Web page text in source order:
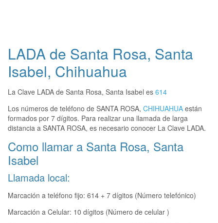
LADA de Santa Rosa, Santa
Isabel, Chihuahua
La Clave LADA de Santa Rosa, Santa Isabel es 614
Los números de teléfono de SANTA ROSA, CHIHUAHUA están
formados por 7 dígitos. Para realizar una llamada de larga
distancia a SANTA ROSA, es necesario conocer La Clave LADA.
Como llamar a Santa Rosa, Santa
Isabel
Llamada local:
Marcación a teléfono fijo: 614 + 7 dígitos (Número telefónico)
Marcación a Celular: 10 dígitos (Número de celular )